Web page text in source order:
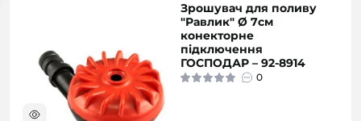
Зрошувач для поливу
"Равлик" Ø 7см
конекторне
підключення
ГОСПОДАР – 92-8914
0